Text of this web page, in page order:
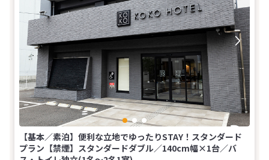
【基本／素泊】便利な立地でゆったりSTAY！スタンダード
プラン【禁煙】スタンダードダブル／140cm幅×1台／バ